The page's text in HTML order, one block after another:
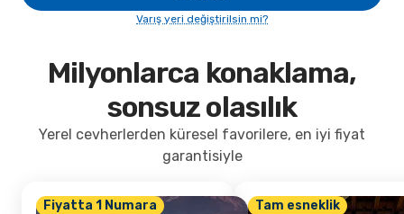
Varış yeri değiştirilsin mi?
Milyonlarca konaklama,
sonsuz olasılık
Yerel cevherlerden küresel favorilere, en iyi fiyat
garantisiyle
Fiyatta 1 Numara Tam esneklik